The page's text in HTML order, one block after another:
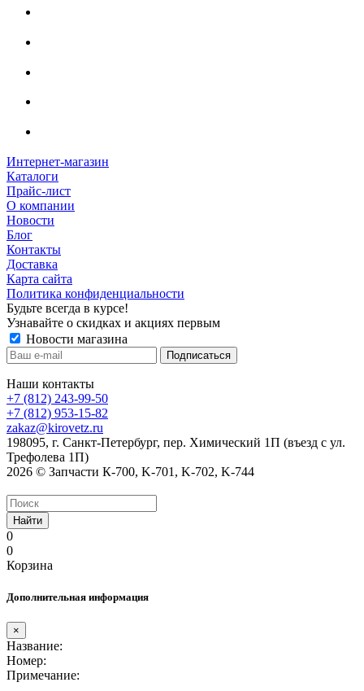
Интернет-магазин
Каталоги
Прайс-лист
О компании
Новости
Блог
Контакты
Доставка
Карта сайта
Политика конфиденциальности
Будьте всегда в курсе!
Узнавайте о скидках и акциях первым
Новости магазина
Наши контакты
+7 (812) 243-99-50
+7 (812) 953-15-82
zakaz@kirovetz.ru
198095, г. Санкт-Петербург, пер. Химический 1П (въезд с ул.
Трефолева 1П)
2026 © Запчасти К-700, K-701, K-702, K-744
Найти
0
0
Корзина
Дополнительная информация
×
Название:
Номер:
Примечание: